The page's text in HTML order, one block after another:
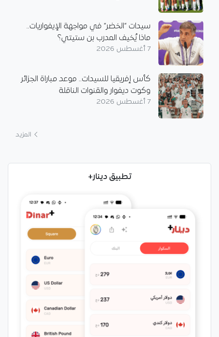
سيدات “الخضر” في مواجهة الإيفواريات..
ماذا يُخيف المدرب بن ستيتي؟
7 أغسطس 2026
كأس إفريقيا للسيدات.. موعد مباراة الجزائر
وكوت ديفوار والقنوات الناقلة
7 أغسطس 2026
المزيد
تطبيق دينار+